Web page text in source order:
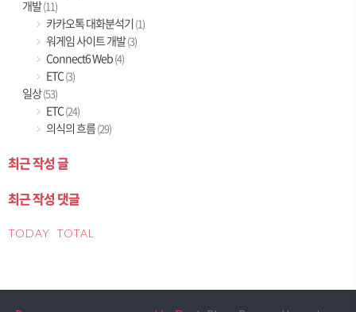
개발(11)
카카오톡 대화분석기(1)
워게임 사이트 개발(3)
Connect6 Web(4)
ETC(3)
일상(53)
ETC(24)
의식의 흐름(29)
최근 작성 글
최근 작성 댓글
TODAY TOTAL